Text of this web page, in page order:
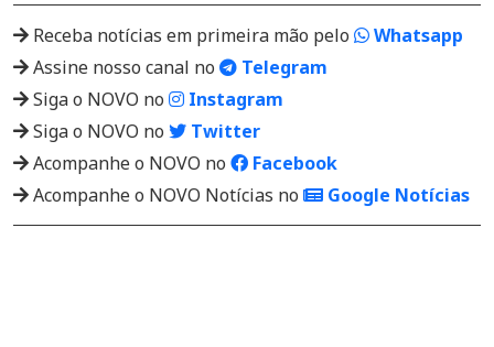
Receba notícias em primeira mão pelo
Whatsapp
Assine nosso canal no
Telegram
Siga o NOVO no
Instagram
Siga o NOVO no
Twitter
Acompanhe o NOVO no
Facebook
Acompanhe o NOVO Notícias no
Google Notícias